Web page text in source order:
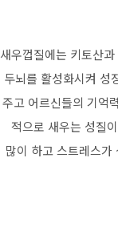
새우껍질에는 키토산
두뇌를 활성화시켜 성
주고 어르신들의 기억
적으로 새우는 성질
많이 하고 스트레스가